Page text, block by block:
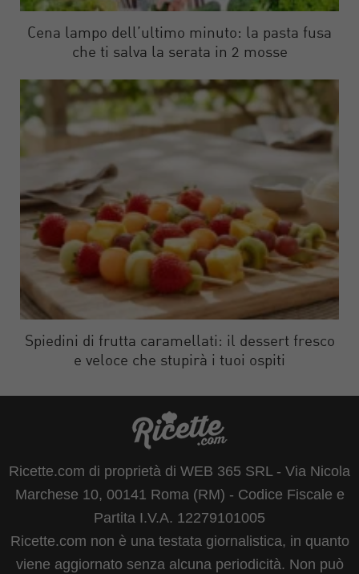
Cena lampo dell’ultimo minuto: la pasta fusa
che ti salva la serata in 2 mosse
Spiedini di frutta caramellati: il dessert fresco
e veloce che stupirà i tuoi ospiti
Ricette.com di proprietà di WEB 365 SRL - Via Nicola
Marchese 10, 00141 Roma (RM) - Codice Fiscale e
Partita I.V.A. 12279101005
Ricette.com non è una testata giornalistica, in quanto
viene aggiornato senza alcuna periodicità. Non può